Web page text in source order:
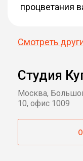
процветания
Смотреть
Студия
Москва,
10, офис 1009